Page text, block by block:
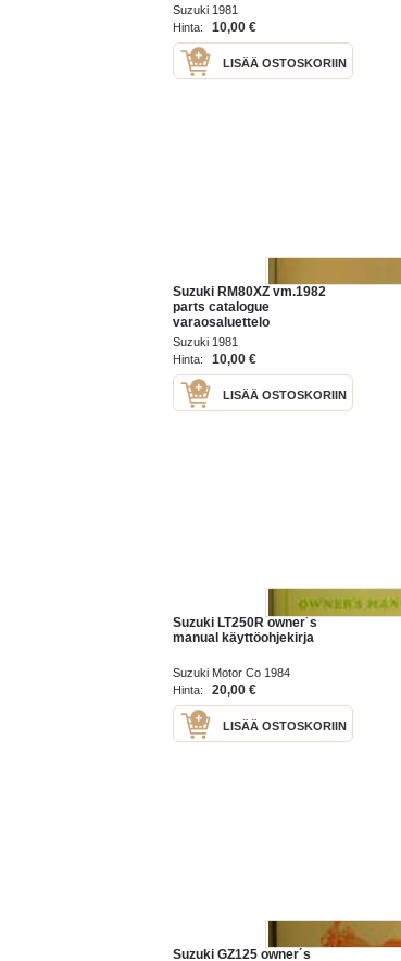
Suzuki 1981
Hinta:
10,00 €
LISÄÄ OSTOSKORIIN
Suzuki RM80XZ vm.1982
parts catalogue
varaosaluettelo
Suzuki 1981
Hinta:
10,00 €
LISÄÄ OSTOSKORIIN
Suzuki LT250R owner´s
manual käyttöohjekirja
Suzuki Motor Co 1984
Hinta:
20,00 €
LISÄÄ OSTOSKORIIN
Suzuki GZ125 owner´s